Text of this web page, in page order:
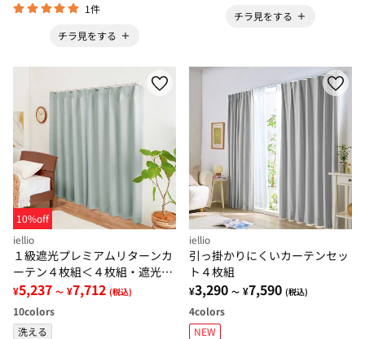
1件
チラ見をする
チラ見をする
10%off
iellio
１級遮光プレミアムリターンカ
ーテン４枚組＜４枚組・遮光１
級・無地・洗える・形状記憶加
工・新生活・リターンカーテン
＞
¥5,237 ～ ¥7,712 (税込)
10colors
洗える
iellio
引っ掛かりにくいカーテンセッ
ト４枚組
¥3,290 ～ ¥7,590 (税込)
4colors
NEW